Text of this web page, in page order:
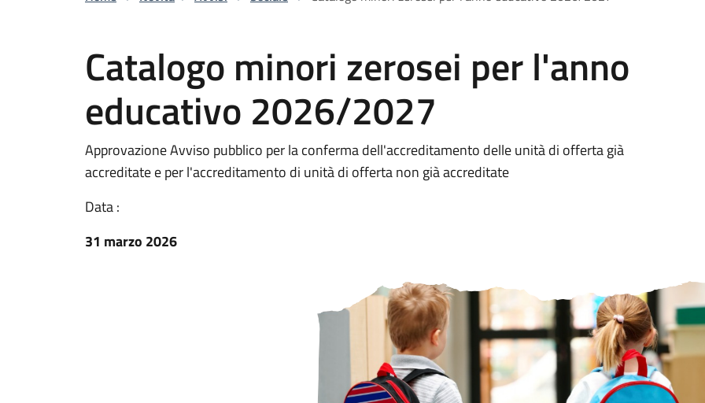
Catalogo minori zerosei per l'anno
educativo 2026/2027
Approvazione Avviso pubblico per la conferma dell'accreditamento delle unità di offerta già
accreditate e per l'accreditamento di unità di offerta non già accreditate
Data :
31 marzo 2026